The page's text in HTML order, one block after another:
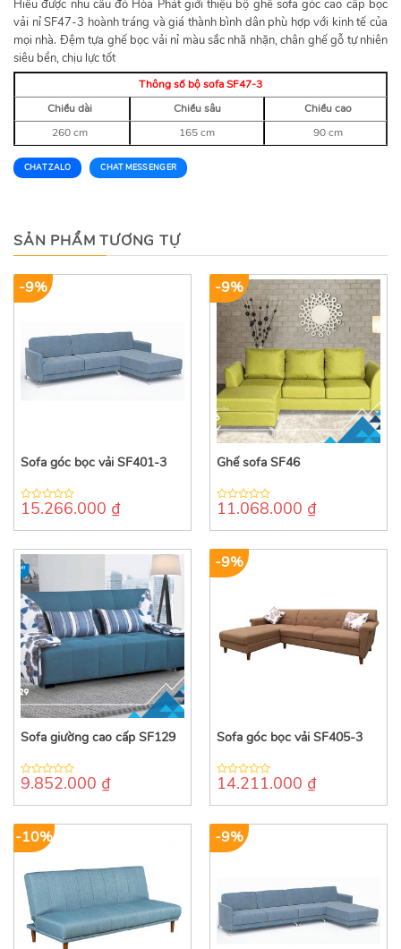
Hiểu được nhu cầu đó Hòa Phát giới thiệu bộ ghế sofa góc cao cấp bọc
vải nỉ SF47-3 hoành tráng và giá thành bình dân phù hợp với kinh tế của
mọi nhà. Đệm tựa ghế bọc vải nỉ màu sắc nhã nhặn, chân ghế gỗ tự nhiên
siêu bền, chịu lực tốt
Thông số bộ sofa SF47-3
Chiều dài
Chiều sâu
Chiều cao
260 cm
165 cm 90 cm
CHAT ZALO CHAT MESSENGER
SẢN PHẨM TƯƠNG TỰ
-9%
Sofa góc bọc vải SF401-3
0
of
15.266.000 ₫
-9%
Ghế sofa SF46
0
of
11.068.000 ₫
Sofa giường cao cấp SF129
0
of
9.852.000 ₫
-9%
Sofa góc bọc vải SF405-3
0
of
14.211.000 ₫
-10% -9%